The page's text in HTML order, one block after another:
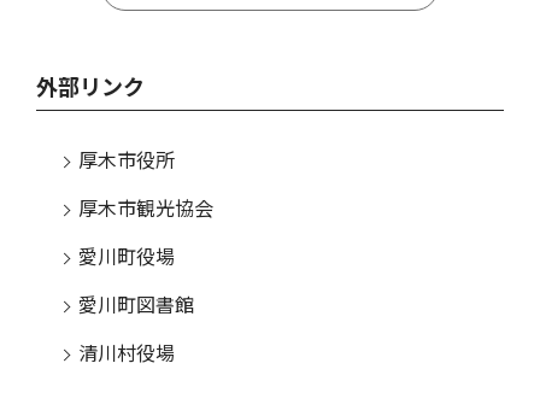
外部リンク
厚木市役所
厚木市観光協会
愛川町役場
愛川町図書館
清川村役場